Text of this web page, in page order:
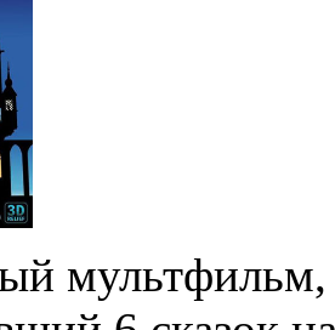
мультфильм,